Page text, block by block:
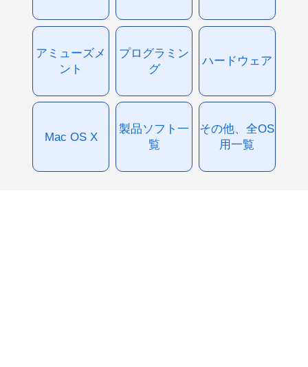
アミューズメ
ント
プログラミン
グ
ハードウェア
Mac OS X
製品ソフト一
覧
その他、全OS
用一覧